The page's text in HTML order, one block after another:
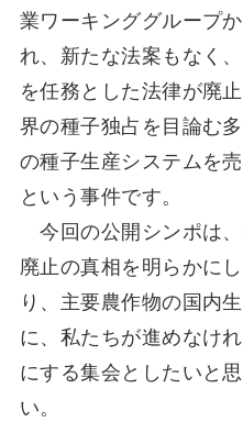
業ワーキンググループ
れ、新たな法案もなく
を任務とした法律が廃
界の種子独占を目論む
の種子生産システムを
という事件です。
今回の公開シンポは
廃止の真相を明らかに
り、主要農作物の国内
に、私たちが進めなけ
にする集会としたいと
い。